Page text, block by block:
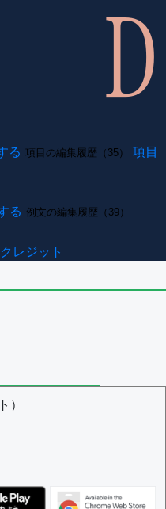
る 項目の編集履歴（35）
項目
る 例文の編集履歴（39）
クレジット
）